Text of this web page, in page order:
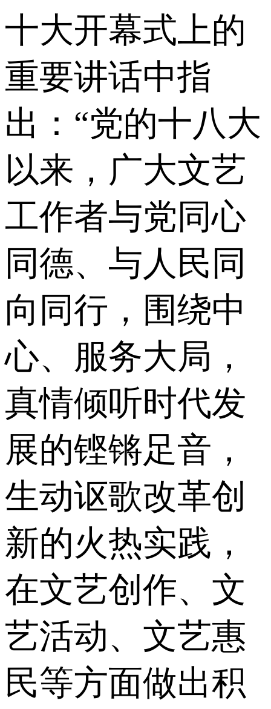
十大开幕式上的
重要讲话中指
出：“党的十八大
以来，广大文艺
工作者与党同心
同德、与人民同
向同行，围绕中
心、服务大局，
真情倾听时代发
展的铿锵足音，
生动讴歌改革创
新的火热实践，
在文艺创作、文
艺活动、文艺惠
民等方面做出积